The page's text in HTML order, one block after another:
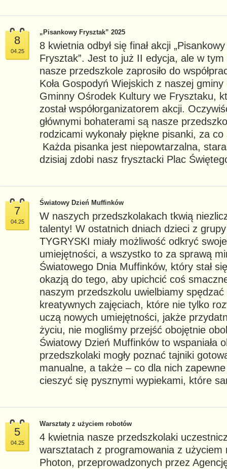
8
04.25
„Pisankowy Frysztak” 2025
8 kwietnia odbył się finał akcji „Pisankowy
Frysztak”. Jest to już II edycja, ale w tym
nasze przedszkole zaprosiło do
Koła Gospodyń Wiejskich z naszej gminy
Gminny Ośrodek Kultury we Frysztaku,
został współorganizatorem akcji.
głównymi bohaterami są nasze
rodzicami wykonały piękne pisanki, za
Każda pisanka jest niepowtarzalna,
dzisiaj zdobi nasz frysztacki Plac
7
04.25
Światowy Dzień Muffinków
W naszych przedszkolakach tkwią
talenty! W ostatnich dniach dzieci z
TYGRYSKI miały możliwość odkryć
umiejętności, a wszystko to za sprawą
Światowego Dnia Muffinków, który stał
okazją do tego, aby upichcić coś
naszym przedszkolu uwielbiamy
kreatywnych zajęciach, które nie tylko
uczą nowych umiejętności, jakże
życiu, nie mogliśmy przejść obojętnie
Światowy Dzień Muffinków to wspaniała
przedszkolaki mogły poznać tajniki
manualne, a także – co dla nich
cieszyć się pysznymi wypiekami, które
5
04.25
Warsztaty z użyciem robotów
4 kwietnia nasze przedszkolaki
warsztatach z programowania z użyciem
Photon, przeprowadzonych przez